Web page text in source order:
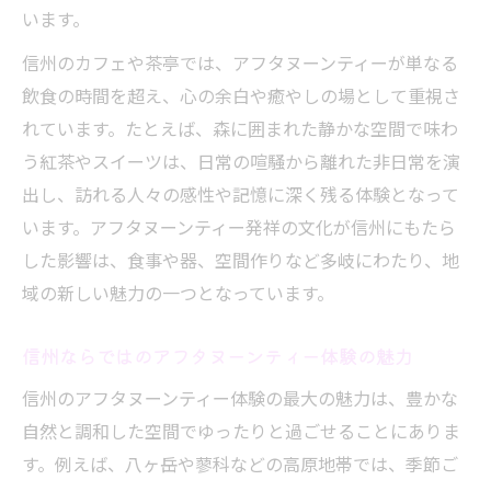
います。
信州のカフェや茶亭では、アフタヌーンティーが単なる
飲食の時間を超え、心の余白や癒やしの場として重視さ
れています。たとえば、森に囲まれた静かな空間で味わ
う紅茶やスイーツは、日常の喧騒から離れた非日常を演
出し、訪れる人々の感性や記憶に深く残る体験となって
います。アフタヌーンティー発祥の文化が信州にもたら
した影響は、食事や器、空間作りなど多岐にわたり、地
域の新しい魅力の一つとなっています。
信州のアフタヌーンティー体験の最大の魅力は、豊かな
自然と調和した空間でゆったりと過ごせることにありま
す。例えば、八ヶ岳や蓼科などの高原地帯では、季節ご